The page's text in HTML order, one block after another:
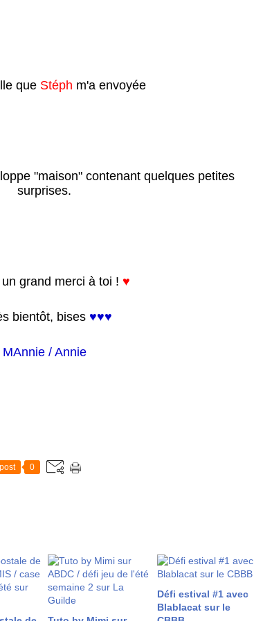
queStéph m'a envoyée
"maison" contenant quelques petites
surprises.
grand merci à toi ! ♥
bientôt, bises♥♥♥
MAnnie / Annie
0
Défi estival #1 avec
Blablacat sur le